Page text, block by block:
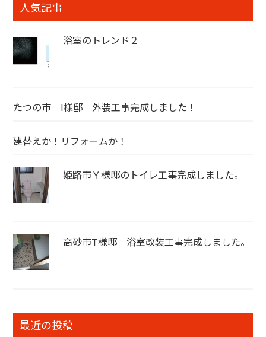
人気記事
浴室のトレンド２
たつの市 I様邸 外装工事完成しました！
建替えか！リフォームか！
姫路市Ｙ様邸のトイレ工事完成しました。
高砂市T様邸 浴室改装工事完成しました。
最近の投稿